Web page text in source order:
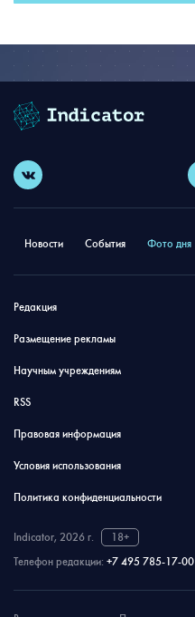
Новости События Фото дня
Редакция
Размещение рекламы
Научным учреждениям
RSS
Правовая информация
Условия использования
Политика конфиденциальности
Indicator, 2026 г.
18+
Телефон редакции: +7 495 785-17-00